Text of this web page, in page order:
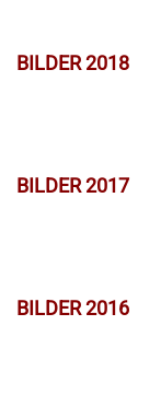
BILDER 2018
BILDER 2017
BILDER 2016